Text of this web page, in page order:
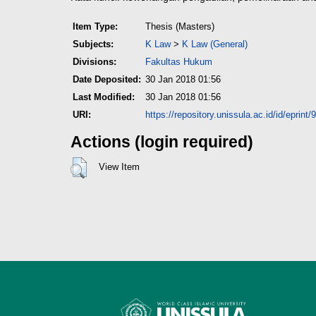
Item Type:
Thesis (Masters)
Subjects:
K Law> K Law (General)
Divisions:
Fakultas Hukum
Date Deposited: 30 Jan 2018 01:56
Last Modified:
30 Jan 2018 01:56
URI:
https://repository.unissula.ac.id/id/eprint/
Actions (login required)
View Item